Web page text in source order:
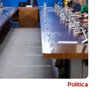
Politica